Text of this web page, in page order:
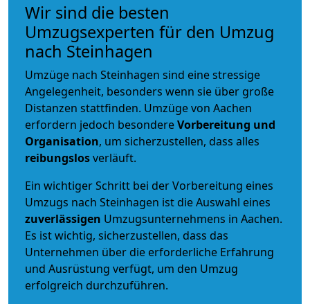
Wir sind die besten
Umzugsexperten für den Umzug
nach Steinhagen
Umzüge nach Steinhagen sind eine stressige
Angelegenheit, besonders wenn sie über große
Distanzen stattfinden. Umzüge von Aachen
erfordern jedoch besondereVorbereitung und
Organisation, um sicherzustellen, dass alles
reibungslosverläuft.
Ein wichtiger Schritt bei der Vorbereitung eines
Umzugs nach Steinhagen ist die Auswahl eines
zuverlässigen Umzugsunternehmens in Aachen.
Es ist wichtig, sicherzustellen, dass das
Unternehmen über die erforderliche Erfahrung
und Ausrüstung verfügt, um den Umzug
erfolgreich durchzuführen.